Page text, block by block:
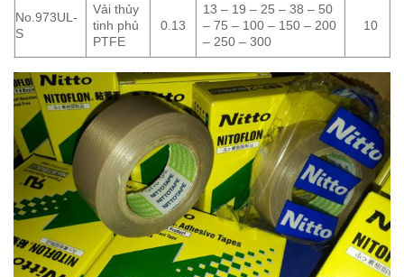
No.973UL-
S
Vải thủy
tinh phủ
PTFE
0.13
13 – 19 – 25 – 38 – 50
– 75 – 100 – 150 – 200
– 250 – 300
10